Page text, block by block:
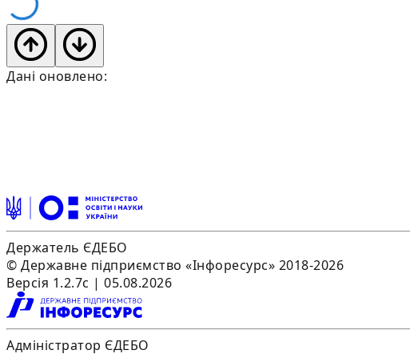
Дані оновлено:
Держатель ЄДЕБО
© Державне підприємство «Інфоресурс» 2018-2026
Версія 1.2.7c | 05.08.2026
Адміністратор ЄДЕБО